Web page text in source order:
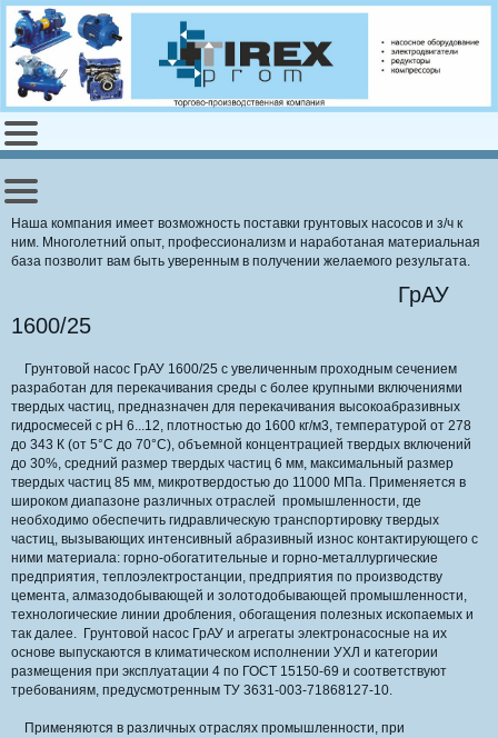
Наша компания имеет возможность поставки грунтовых насосов и з/ч к
ним. Многолетний опыт, профессионализм и наработаная материальная
база позволит вам быть уверенным в получении желаемого результата.
ГрАУ
1600/25
Грунтовой насос ГрАУ 1600/25 с увеличенным проходным сечением
разработан для перекачивания среды с более крупными включениями
твердых частиц, предназначен для перекачивания высокоабразивных
гидросмесей с рН 6...12, плотностью до 1600 кг/м3, температурой от 278
до 343 К (от 5°С до 70°С), объемной концентрацией твердых включений
до 30%, средний размер твердых частиц 6 мм, максимальный размер
твердых частиц 85 мм, микротвердостью до 11000 МПа. Применяется в
широком диапазоне различных отраслей промышленности, где
необходимо обеспечить гидравлическую транспортировку твердых
частиц, вызывающих интенсивный абразивный износ контактирующего с
ними материала: горно-обогатительные и горно-металлургические
предприятия, теплоэлектростанции, предприятия по производству
цемента, алмазодобывающей и золотодобывающей промышленности,
технологические линии дробления, обогащения полезных ископаемых и
так далее. Грунтовой насос ГрАУ и агрегаты электронасосные на их
основе выпускаются в климатическом исполнении УХЛ и категории
размещения при эксплуатации 4 по ГОСТ 15150-69 и соответствуют
требованиям, предусмотренным ТУ 3631-003-71868127-10.
Применяются в различных отраслях промышленности, при